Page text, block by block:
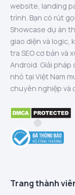
website, landing
trình. Bạn có rút
Showcase dự án
giao diện và logic,
tra SEO cơ bản và
Android. Giải
nhỏ tại Việt Nam
chuyên nghiệp và
Trang thành